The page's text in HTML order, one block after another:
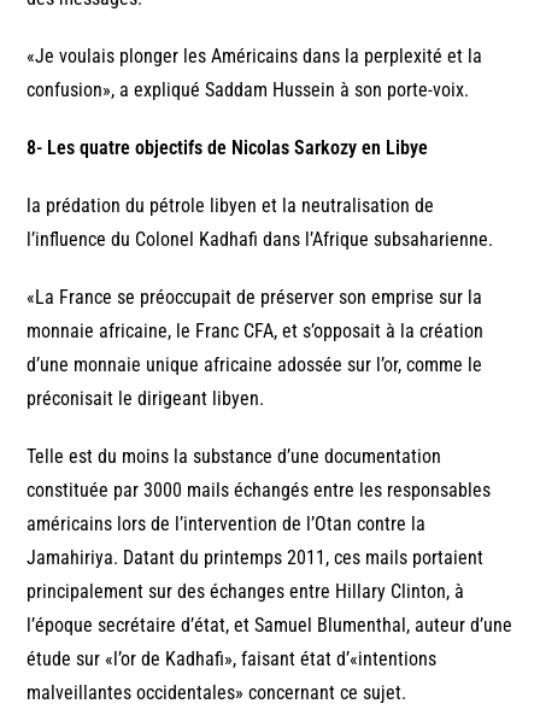
«Je voulais plonger les Américains dans la perplexité et la
confusion», a expliqué Saddam Hussein à son porte-voix.
8- Les quatre objectifs de Nicolas Sarkozy en Libye
la prédation du pétrole libyen et la neutralisation de
l’influence du Colonel Kadhafi dans l’Afrique subsaharienne.
«La France se préoccupait de préserver son emprise sur la
monnaie africaine, le Franc CFA, et s’opposait à la création
d’une monnaie unique africaine adossée sur l’or, comme le
préconisait le dirigeant libyen.
Telle est du moins la substance d’une documentation
constituée par 3000 mails échangés entre les responsables
américains lors de l’intervention de l’Otan contre la
Jamahiriya. Datant du printemps 2011, ces mails portaient
principalement sur des échanges entre Hillary Clinton, à
l’époque secrétaire d’état, et Samuel Blumenthal, auteur d’une
étude sur «l’or de Kadhafi», faisant état d’«intentions
malveillantes occidentales» concernant ce sujet.